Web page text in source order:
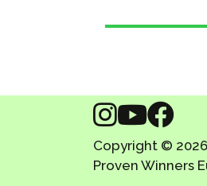
Copyright © 2026
Proven Winners